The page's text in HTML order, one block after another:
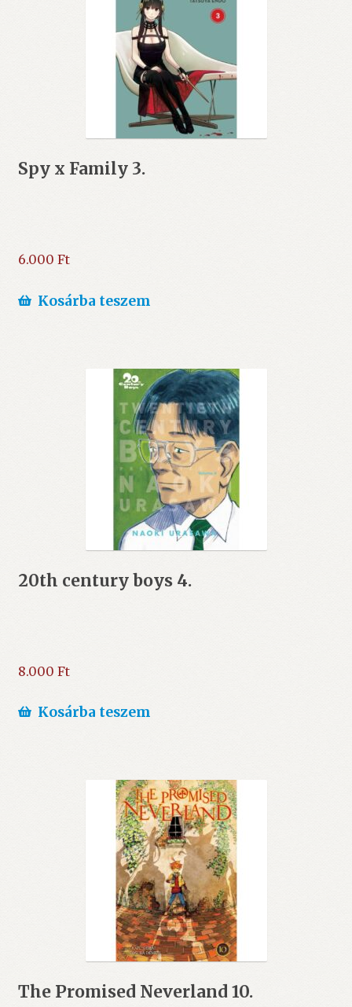
Spy x Family 3.
6.000 Ft
Kosárba teszem
20th century boys 4.
8.000 Ft
Kosárba teszem
The Promised Neverland 10.